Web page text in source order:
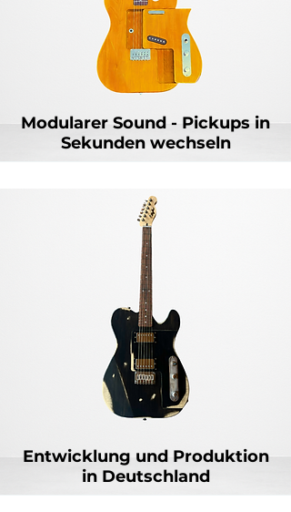
Modularer Sound - Pickups in
Sekunden wechseln
Entwicklung und Produktion
in Deutschland